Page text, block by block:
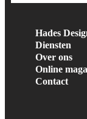
Hades
Diensten
Over ons
Online
Contact